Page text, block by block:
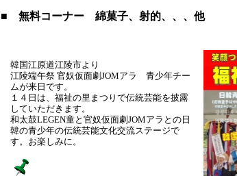
■ 無料コーナー 綿菓子、射的、、、他
韓国江原道江陵市より
江陵端午祭 官奴仮面劇JOMアラ 青少年チー
ムが来日です。
１４日は、福祉の里まつりで伝統芸能を披露
していただきます。
和太鼓LEGEN童と官奴仮面劇JOMアラとの日
韓の青少年の伝統芸能文化交流ステージで
す。お楽しみに。